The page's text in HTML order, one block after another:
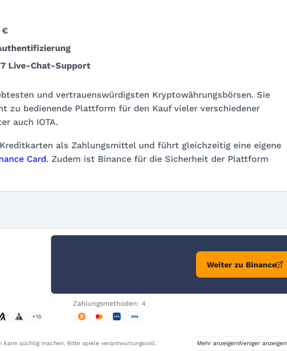
€
Live-Chat-Support
und vertrauenswürdigsten Kryptowährungsbörsen. Sie
zu bedienende Plattform für den Kauf vieler verschiedener
auch IOTA.
als Zahlungsmittel und führt gleichzeitig eine eigene
Card. Zudem ist Binance für die Sicherheit der Plattform
Weiter zu Binance
+16
Zahlungsmethoden: 4
kann süchtig machen. Bitte spiele verantwortungsvoll. Mehr anzeigenWeniger anzeigen